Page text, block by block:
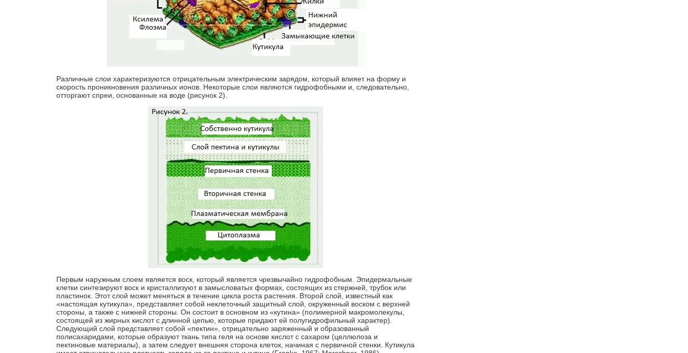
Различные слои характеризуются отрицательным электрическим зарядом, который влияет на форму и
скорость проникновения различных ионов. Некоторые слои являются гидрофобными и, следовательно,
отторгают спреи, основанные на воде (рисунок 2).
Первым наружным слоем является воск, который является чрезвычайно гидрофобным. Эпидермальные
клетки синтезируют воск и кристаллизуют в замысловатых формах, состоящих из стержней, трубок или
пластинок. Этот слой может меняться в течение цикла роста растения. Второй слой, известный как
«настоящая кутикула», представляет собой неклеточный защитный слой, окруженный воском с верхней
стороны, а также с нижней стороны. Он состоит в основном из «кутина» (полимерной макромолекулы,
состоящей из жирных кислот с длинной цепью, которые придают ей полугидрофильный характер).
Следующий слой представляет собой «пектин», отрицательно заряженный и образованный
полисахаридами, которые образуют ткань типа геля на основе кислот с сахаром (целлюлоза и
пектиновые материалы), а затем следует внешняя сторона клеток, начиная с первичной стенки. Кутикула